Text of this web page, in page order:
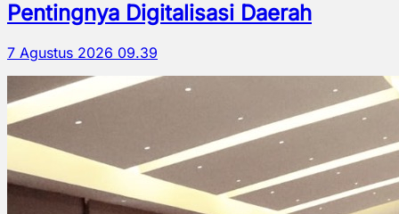
Pentingnya Digitalisasi Daerah
7 Agustus 2026 09.39